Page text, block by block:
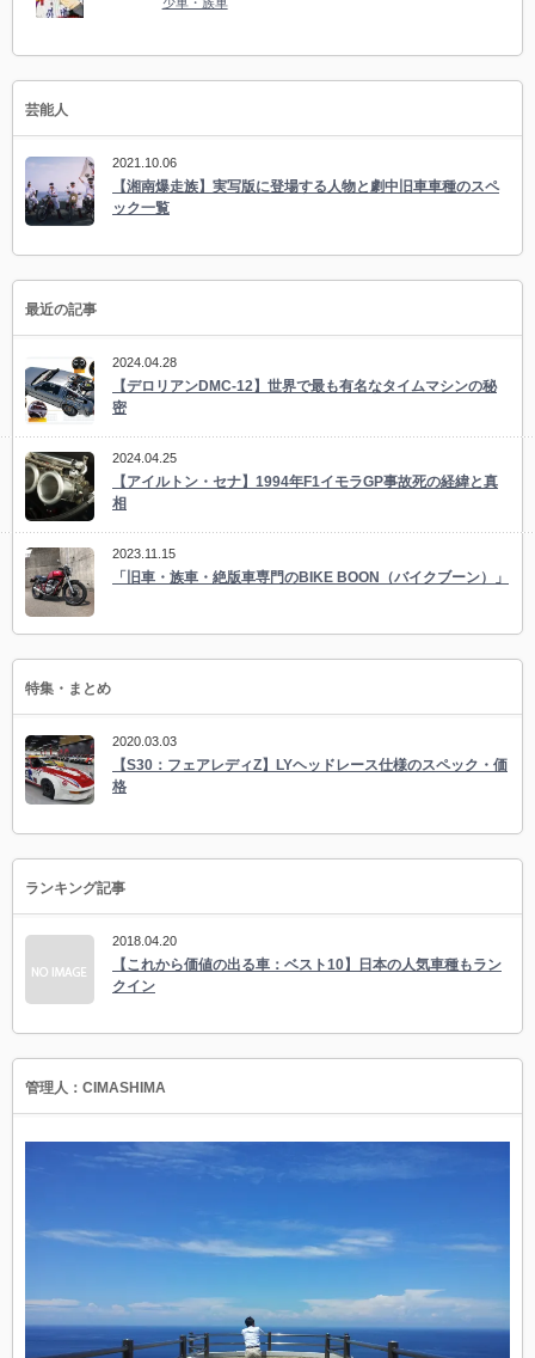
芸能人
2021.10.06
【湘南爆走族】実写版に登場する人物と劇中旧車車種のスペ
ック一覧
最近の記事
2024.04.28
【デロリアンDMC-12】世界で最も有名なタイムマシンの秘
密
2024.04.25
【アイルトン・セナ】1994年F1イモラGP事故死の経緯と真
相
2023.11.15
「旧車・族車・絶版車専門のBIKE BOON（バイクブーン）」
特集・まとめ
2020.03.03
【S30：フェアレディZ】LYヘッドレース仕様のスペック・価
格
ランキング記事
2018.04.20
【これから価値の出る車：ベスト10】日本の人気車種もラン
クイン
管理人：CIMASHIMA